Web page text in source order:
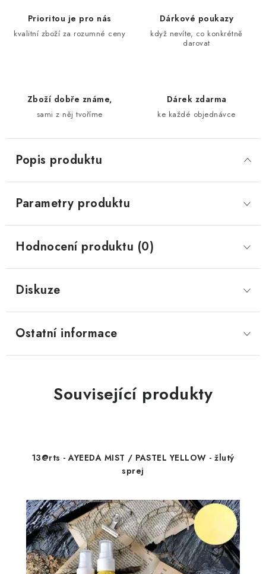
Prioritou je pro nás
kvalitní zboží za rozumné ceny
Dárkové poukazy
když nevíte, co konkrétně
darovat
Zboží dobře známe,
sami z něj tvoříme
Dárek zdarma
ke každé objednávce
Popis produktu
Parametry produktu
Hodnocení produktu (0)
Diskuze
Ostatní informace
Související produkty
13@rts - AYEEDA MIST / PASTEL YELLOW - žlutý
sprej